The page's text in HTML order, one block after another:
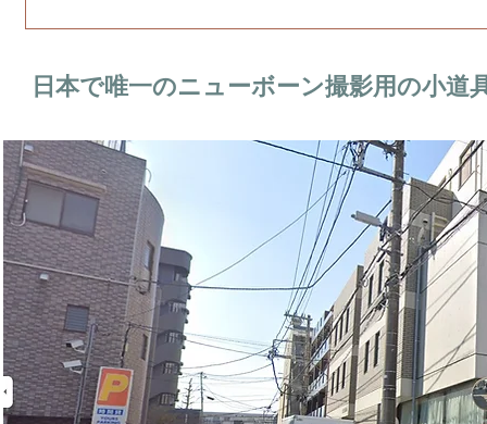
日本で唯一のニューボーン撮影用の小道